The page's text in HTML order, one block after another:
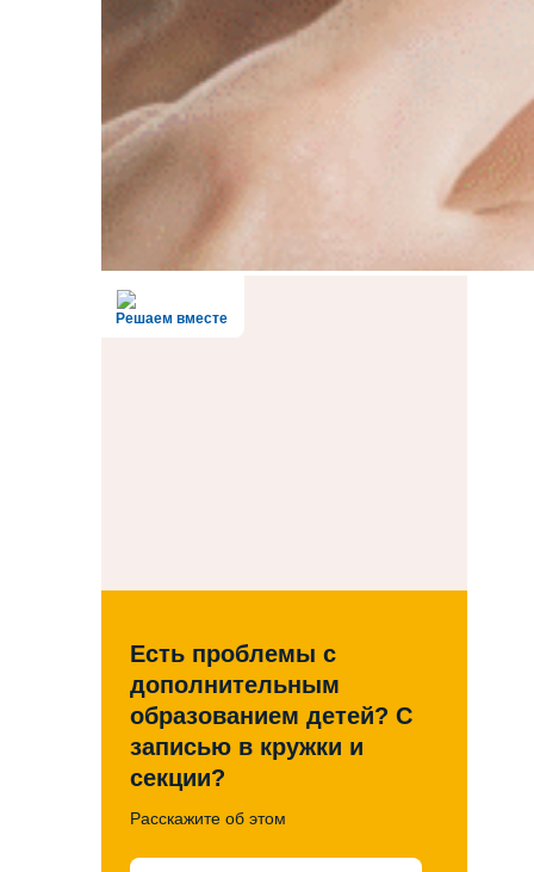
Решаем вместе
Есть проблемы с
дополнительным
образованием детей? С
записью в кружки и
секции?
Расскажите об этом